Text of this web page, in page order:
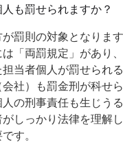
も罰せられますか？
が罰則の対象となりま
は「両罰規定」があり
担当者個人が罰せられ
会社）も罰金刑が科せ
の刑事責任も生じう
がしっかり法律を理解
す。